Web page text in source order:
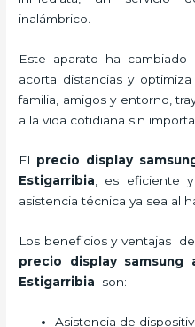
inalámbrico.
Este aparato ha cambiado
acorta distancias y
familia, amigos y entorno,
a la vida cotidiana sin
El precio display
Estigarribia , es eficiente
asistencia técnica ya sea al
Los beneficios y ventajas
precio display samsung
Estigarribia son:
Asistencia de